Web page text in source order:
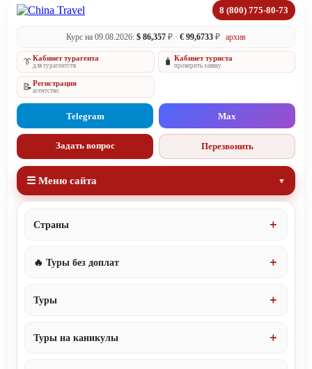
8 (800) 775-80-73
Курс на 09.08.2026: $ 86,357 ₽ · € 99,6733 ₽ архив
👔Кабинет турагента
для турагентств 🧳 Кабинет туриста
проверить заявку
📝Регистрация
агентство
Telegram Max
Задать вопрос Перезвонить
☰ Меню сайта
Страны
🔥 Туры без доплат
Туры
Туры на каникулы